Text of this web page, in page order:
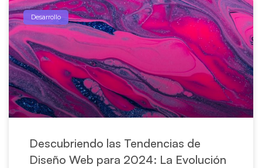
Desarrollo
Descubriendo las Tendencias de
Diseño Web para 2024: La Evolución